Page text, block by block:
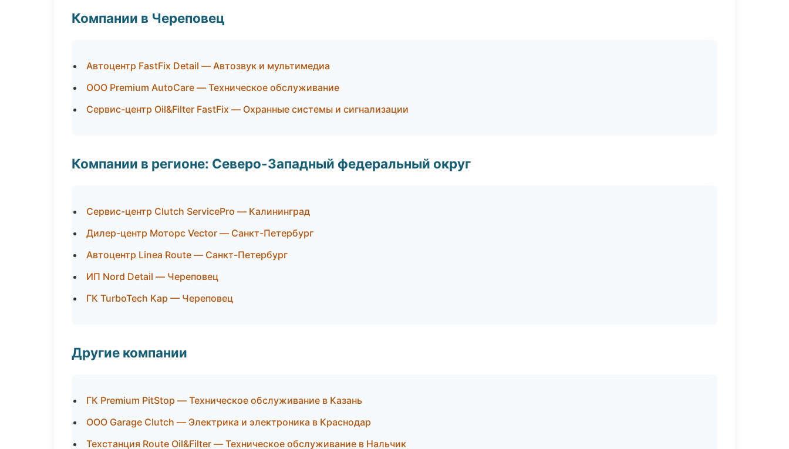
Компании в Череповец
Автоцентр FastFix Detail — Автозвук и мультимедиа
ООО Premium AutoCare — Техническое обслуживание
Сервис-центр Oil&Filter FastFix — Охранные системы и сигнализации
Компании в регионе: Северо-Западный федеральный округ
Сервис-центр Clutch ServicePro — Калининград
Дилер-центр Моторс Vector — Санкт-Петербург
Автоцентр Linea Route — Санкт-Петербург
ИП Nord Detail — Череповец
ГК TurboTech Кар — Череповец
Другие компании
ГК Premium PitStop — Техническое обслуживание в Казань
ООО Garage Clutch — Электрика и электроника в Краснодар
Техстанция Route Oil&Filter — Техническое обслуживание в Нальчик